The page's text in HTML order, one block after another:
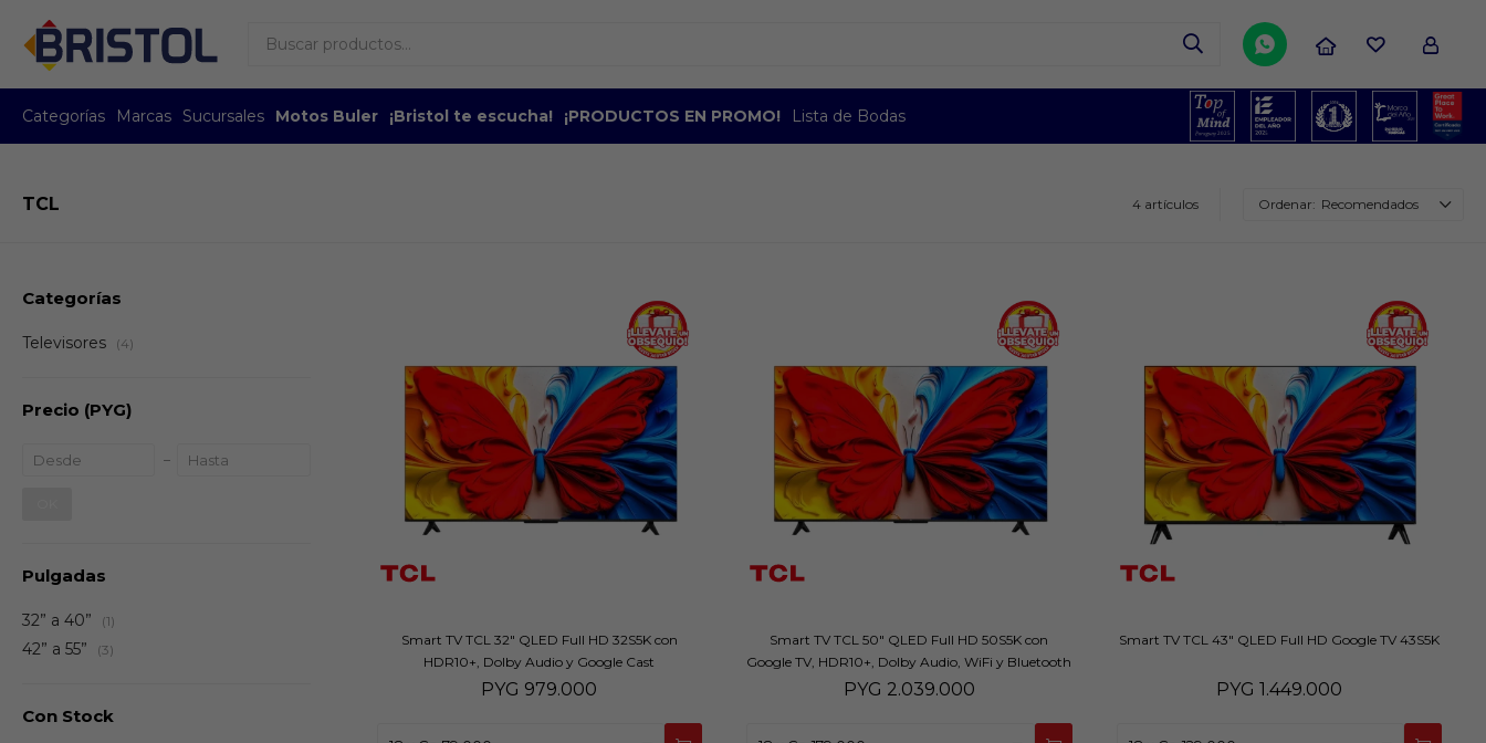
Categorías Marcas Sucursales Motos Buler ¡Bristol te escucha! ¡PRODUCTOS EN PROMO! Lista de Bodas

TCL 4 artículos Recomendados
Smart TV TCL 32" QLED Full HD 32S5K con
HDR10+, Dolby Audio y Google Cast
PYG 979.000
Smart TV TCL 50" QLED Full HD 50S5K con
Google TV, HDR10+, Dolby Audio, WiFi y Bluetooth
5.0
PYG 2.039.000
Smart TV TCL 43" QLED Full HD Google TV 43S5K
PYG 1.449.000
Categorías
Televisores (4)
Precio (PYG)
Pulgadas
32” a 40” (1)
42” a 55” (3)
Con Stock